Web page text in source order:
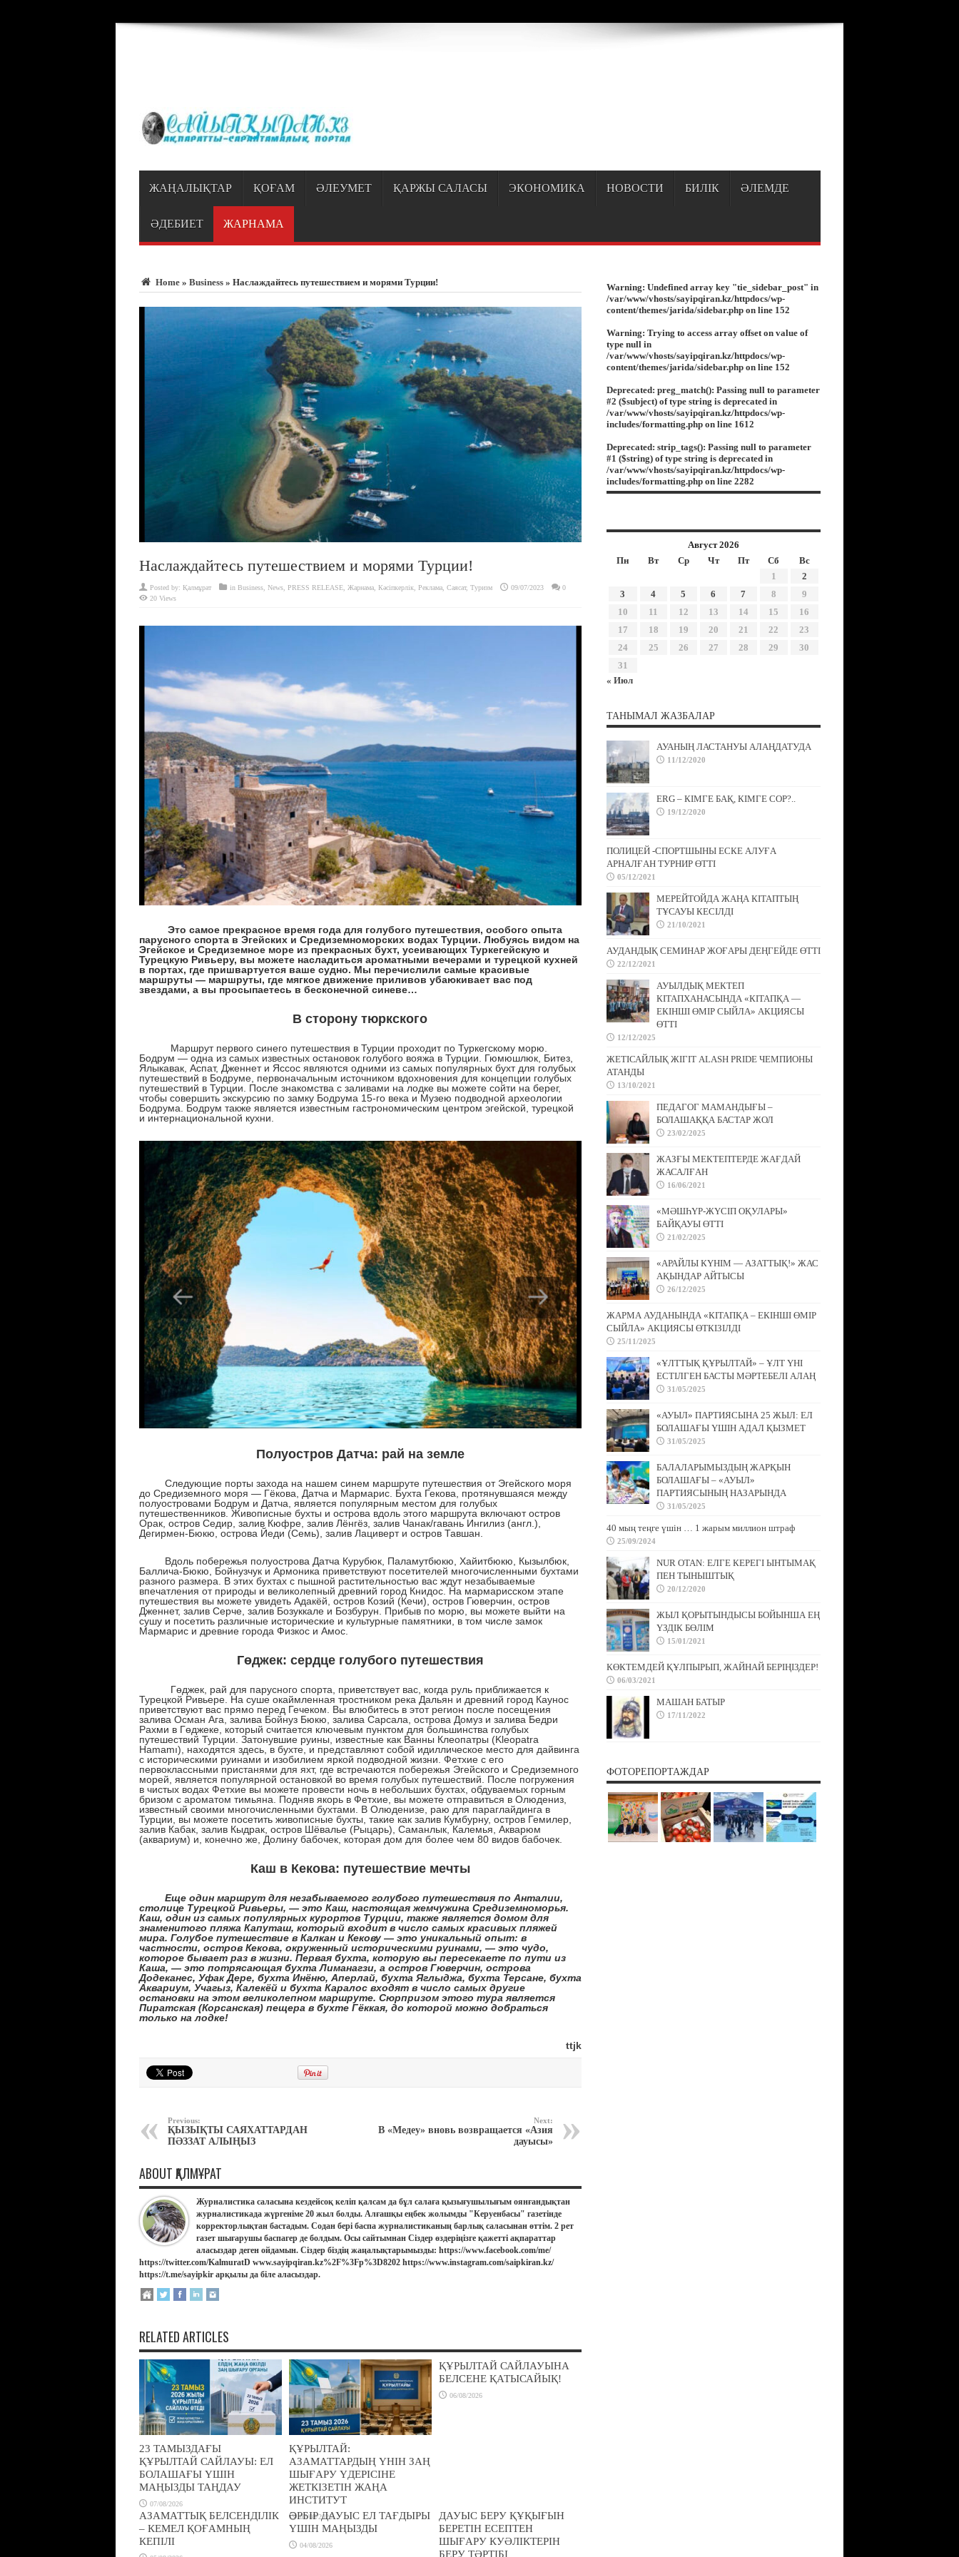
ЖАҢАЛЫҚТАР ҚОҒАМ ӘЛЕУМЕТ ҚАРЖЫ САЛАСЫ ЭКОНОМИКА НОВОСТИ БИЛІК ӘЛЕМДЕ
ӘДЕБИЕТ ЖАРНАМА
Home » Business » Наслаждайтесь путешествием и морями Турции!
Наслаждайтесь путешествием и морями Турции!
Posted by: Қалмұрат in Business, News, PRESS RELEASE, Жарнама, Кәсіпкерлік Реклама, Саясат, Туризм 09/07/2023
0
20 Views
Это самое прекрасное время года для голубого путешествия, особого опыта
парусного спорта в Эгейских и Средиземноморских водах Турции. Любуясь видом на
Эгейское и Средиземное море из прекрасных бухт, усеивающих Туркегейскую и
Турецкую Ривьеру, вы можете насладиться ароматными вечерами и турецкой кухней
в портах, где пришвартуется ваше судно. Мы перечислили самые красивые
маршруты — маршруты, где мягкое движение приливов убаюкивает вас под
звездами, а вы просыпаетесь в бесконечной синеве…
В сторону тюркского
Маршрут первого синего путешествия в Турции проходит по Туркегскому морю.
Бодрум — одна из самых известных остановок голубого вояжа в Турции. Гюмюшлюк, Битез,
Ялыкавак, Аспат, Дженнет и Яссос являются одними из самых популярных бухт для голубых
путешествий в Бодруме, первоначальным источником вдохновения для концепции голубых
путешествий в Турции. После знакомства с заливами на лодке вы можете сойти на берег,
чтобы совершить экскурсию по замку Бодрума 15-го века и Музею подводной археологии
Бодрума. Бодрум также является известным гастрономическим центром эгейской, турецкой
и интернациональной кухни.
Полуостров Датча: рай на земле
Следующие порты захода на нашем синем маршруте путешествия от Эгейского моря
до Средиземного моря — Гёкова, Датча и Мармарис. Бухта Гекова, протянувшаяся между
полуостровами Бодрум и Датча, является популярным местом для голубых
путешественников. Живописные бухты и острова вдоль этого маршрута включают остров
Орак, остров Седир, залив Кюфре, залив Лёнгёз, залив Чанак/гавань Ингилиз (англ.),
Дегирмен-Бюкю, острова Йеди (Семь), залив Лациверт и остров Тавшан.
Вдоль побережья полуострова Датча Курубюк, Паламутбюкю, Хайитбюкю, Кызылбюк,
Баллича-Бюкю, Бойнузчук и Армоника приветствуют посетителей многочисленными бухтами
разного размера. В этих бухтах с пышной растительностью вас ждут незабываемые
впечатления от природы и великолепный древний город Книдос. На мармарисском этапе
путешествия вы можете увидеть Адакёй, остров Козий (Кечи), остров Гюверчин, остров
Дженнет, залив Серче, залив Бозуккале и Бозбурун. Прибыв по морю, вы можете выйти на
сушу и посетить различные исторические и культурные памятники, в том числе замок
Мармарис и древние города Физкос и Амос.
Гөджек: сердце голубого путешествия
Гөджек, рай для парусного спорта, приветствует вас, когда руль приближается к
Турецкой Ривьере. На суше окаймленная тростником река Дальян и древний город Каунос
приветствуют вас прямо перед Гечеком. Вы влюбитесь в этот регион после посещения
залива Осман Ага, залива Бойнуз Бюкю, залива Сарсала, острова Домуз и залива Бедри
Рахми в Гөджеке, который считается ключевым пунктом для большинства голубых
путешествий Турции. Затонувшие руины, известные как Ванны Клеопатры (Kleopatra
Hamamı), находятся здесь, в бухте, и представляют собой идиллическое место для дайвинга
с историческими руинами и изобилием яркой подводной жизни. Фетхие с его
первоклассными пристанями для яхт, где встречаются побережья Эгейского и Средиземного
морей, является популярной остановкой во время голубых путешествий. После погружения
в чистых водах Фетхие вы можете провести ночь в небольших бухтах, обдуваемых горным
бризом с ароматом тимьяна. Подняв якорь в Фетхие, вы можете отправиться в Олюдениз,
известный своими многочисленными бухтами. В Олюденизе, раю для параглайдинга в
Турции, вы можете посетить живописные бухты, такие как залив Кумбурну, остров Гемилер,
залив Кабак, залив Кыдрак, остров Шёвалье (Рыцарь), Саманлык, Калемья, Акварюм
(аквариум) и, конечно же, Долину бабочек, которая дом для более чем 80 видов бабочек.
Каш в Кекова: путешествие мечты
Еще один маршрут для незабываемого голубого путешествия по Анталии,
столице Турецкой Ривьеры, — это Каш, настоящая жемчужина Средиземноморья.
Каш, один из самых популярных курортов Турции, также является домом для
знаменитого пляжа Капуташ, который входит в число самых красивых пляжей
мира. Голубое путешествие в Калкан и Кекову — это уникальный опыт: в
частности, остров Кекова, окруженный историческими руинами, — это чудо,
которое бывает раз в жизни. Первая бухта, которую вы пересекаете по пути из
Каша, — это потрясающая бухта Лиманагзи, а остров Гюверчин, острова
Додеканес, Уфак Дере, бухта Инёню, Аперлай, бухта Яглыджа, бухта Терсане, бухта
Аквариум, Учагыз, Калекёй и бухта Каралос входят в число самых другие
остановки на этом великолепном маршруте. Сюрпризом этого тура является
Пиратская (Корсанская) пещера в бухте Гёккая, до которой можно добраться
только на лодке!
ttjk
Previous:
ҚЫЗЫҚТЫ САЯХАТТАРДАН
ПӘЗЗАТ АЛЫҢЫЗ
Next:
В «Медеу» вновь возвращается «Азия
дауысы»
ABOUT ҚАЛМҰРАТ
Журналистика саласына кездейсоқ келіп қалсам да бұл салаға қызығушылығым оянғандықтан
журналистикада жүргеніме 20 жыл болды. Алғашқы еңбек жолымды "Керуенбасы" газетінде
корректорлықтан бастадым. Содан бері баспа журналистиканың барлық саласынан өттім. 2 рет
газет шығарушы баспагер де болдым. Осы сайтымнан Сіздер өздеріңізге қажетті ақпараттар
аласыздар деген ойдамын. Сіздер біздің жаңалықтарымызды: https://www.facebook.com/me/
https://twitter.com/KalmuratD www.sayipqiran.kz%2F%3Fp%3D8202 https://www.instagram.com/saipkiran.kz/
https://t.me/sayipkir арқылы да біле аласыздар.
RELATED ARTICLES
23 ТАМЫЗДАҒЫ
ҚҰРЫЛТАЙ САЙЛАУЫ: ЕЛ
БОЛАШАҒЫ ҮШІН
МАҢЫЗДЫ ТАҢДАУ
07/08/2026
ҚҰРЫЛТАЙ:
АЗАМАТТАРДЫҢ ҮНІН ЗАҢ
ШЫҒАРУ ҮДЕРІСІНЕ
ЖЕТКІЗЕТІН ЖАҢА
ИНСТИТУТ
07/08/2026
ҚҰРЫЛТАЙ САЙЛАУЫНА
БЕЛСЕНЕ ҚАТЫСАЙЫҚ!
06/08/2026
АЗАМАТТЫҚ БЕЛСЕНДІЛІК
– КЕМЕЛ ҚОҒАМНЫҢ
КЕПІЛІ
ӘРБІР ДАУЫС ЕЛ ТАҒДЫРЫ
ҮШІН МАҢЫЗДЫ
04/08/2026
ДАУЫС БЕРУ ҚҰҚЫҒЫН
БЕРЕТІН ЕСЕПТЕН
ШЫҒАРУ КУӘЛІКТЕРІН
БЕРУ ТӘРТІБІ
Warning: Undefined array key "tie_sidebar_post" in
/var/www/vhosts/sayipqiran.kz/httpdocs/wp-
content/themes/jarida/sidebar.phpon line 152
Warning: Trying to access array offset on value of
type null in
/var/www/vhosts/sayipqiran.kz/httpdocs/wp-
content/themes/jarida/sidebar.phpon line 152
Deprecated: preg_match(): Passing null to parameter
#2 ($subject) of type string is deprecated in
/var/www/vhosts/sayipqiran.kz/httpdocs/wp-
includes/formatting.phpon line 1612
Deprecated: strip_tags(): Passing null to parameter
#1 ($string) of type string is deprecated in
/var/www/vhosts/sayipqiran.kz/httpdocs/wp-
includes/formatting.phpon line 2282
Август 2026
Пн
Вт Ср Чт Пт Сб
Вс
1
2
3
4 5 6 7 8
9
10
11 12 13 14 15
16
17
18 19 20 21 22
23
24
25 26 27 28 29
30
31
« Июл
ТАНЫМАЛ ЖАЗБАЛАР
АУАНЫҢ ЛАСТАНУЫ АЛАҢДАТУДА
11/12/2020
ERG – КІМГЕ БАҚ, КІМГЕ СОР?..
19/12/2020
ПОЛИЦЕЙ -СПОРТШЫНЫ ЕСКЕ АЛУҒА
АРНАЛҒАН ТУРНИР ӨТТІ
05/12/2021
МЕРЕЙТОЙДА ЖАҢА КІТАПТЫҢ
ТҰСАУЫ КЕСІЛДІ
21/10/2021
АУДАНДЫҚ СЕМИНАР ЖОҒАРЫ ДЕҢГЕЙДЕ ӨТТІ
22/12/2021
АУЫЛДЫҚ МЕКТЕП
КІТАПХАНАСЫНДА «КІТАПҚА —
ЕКІНШІ ӨМІР СЫЙЛА» АКЦИЯСЫ
ӨТТІ
12/12/2025
ЖЕТІСАЙЛЫҚ ЖІГІТ ALASH PRIDE ЧЕМПИОНЫ
АТАНДЫ
13/10/2021
ПЕДАГОГ МАМАНДЫҒЫ –
БОЛАШАҚҚА БАСТАР ЖОЛ
23/02/2025
ЖАЗҒЫ МЕКТЕПТЕРДЕ ЖАҒДАЙ
ЖАСАЛҒАН
16/06/2021
«МӘШҺҮР-ЖҮСІП ОҚУЛАРЫ»
БАЙҚАУЫ ӨТТІ
21/02/2025
«АРАЙЛЫ КҮНІМ — АЗАТТЫҚ!» ЖАС
АҚЫНДАР АЙТЫСЫ
26/12/2025
ЖАРМА АУДАНЫНДА «КІТАПҚА – ЕКІНШІ ӨМІР
СЫЙЛА» АКЦИЯСЫ ӨТКІЗІЛДІ
25/11/2025
«ҰЛТТЫҚ ҚҰРЫЛТАЙ» – ҰЛТ ҮНІ
ЕСТІЛГЕН БАСТЫ МӘРТЕБЕЛІ АЛАҢ
31/05/2025
«АУЫЛ» ПАРТИЯСЫНА 25 ЖЫЛ: ЕЛ
БОЛАШАҒЫ ҮШІН АДАЛ ҚЫЗМЕТ
31/05/2025
БАЛАЛАРЫМЫЗДЫҢ ЖАРҚЫН
БОЛАШАҒЫ – «АУЫЛ»
ПАРТИЯСЫНЫҢ НАЗАРЫНДА
31/05/2025
40 мың теңге үшін … 1 жарым миллион штраф
25/09/2024
NUR OTAN: ЕЛГЕ КЕРЕГІ ЫНТЫМАҚ
ПЕН ТЫНЫШТЫҚ
20/12/2020
ЖЫЛ ҚОРЫТЫНДЫСЫ БОЙЫНША ЕҢ
ҮЗДІК БӨЛІМ
15/01/2021
КӨКТЕМДЕЙ ҚҰЛПЫРЫП, ЖАЙНАЙ БЕРІҢІЗДЕР!
06/03/2021
МАШАН БАТЫР
17/11/2022
ФОТОРЕПОРТАЖДАР